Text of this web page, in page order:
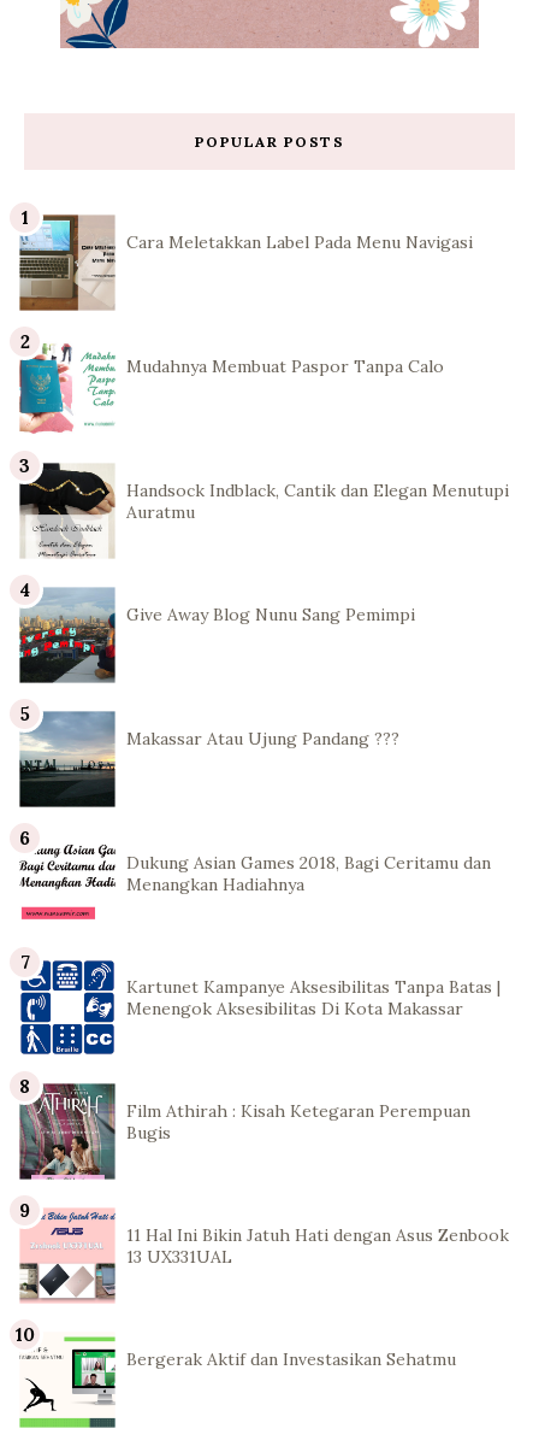
POPULAR POSTS
Cara Meletakkan Label Pada Menu Navigasi
Mudahnya Membuat Paspor Tanpa Calo
Handsock Indblack, Cantik dan Elegan Menutupi
Auratmu
Give Away Blog Nunu Sang Pemimpi
Makassar Atau Ujung Pandang ???
Dukung Asian Games 2018, Bagi Ceritamu dan
Menangkan Hadiahnya
Kartunet Kampanye Aksesibilitas Tanpa Batas |
Menengok Aksesibilitas Di Kota Makassar
Film Athirah : Kisah Ketegaran Perempuan
Bugis
11 Hal Ini Bikin Jatuh Hati dengan Asus Zenbook
13 UX331UAL
Bergerak Aktif dan Investasikan Sehatmu